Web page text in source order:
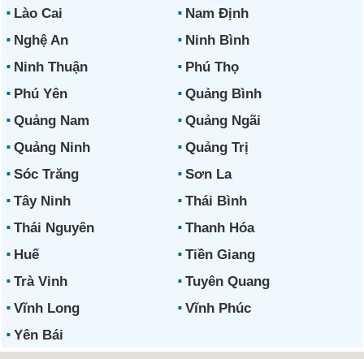
Lào Cai
Nam Định
Nghệ An
Ninh Bình
Ninh Thuận
Phú Thọ
Phú Yên
Quảng Bình
Quảng Nam
Quảng Ngãi
Quảng Ninh
Quảng Trị
Sóc Trăng
Sơn La
Tây Ninh
Thái Bình
Thái Nguyên
Thanh Hóa
Huế
Tiền Giang
Trà Vinh
Tuyên Quang
Vĩnh Long
Vĩnh Phúc
Yên Bái